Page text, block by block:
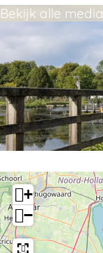
Bekijk alle media
+
−